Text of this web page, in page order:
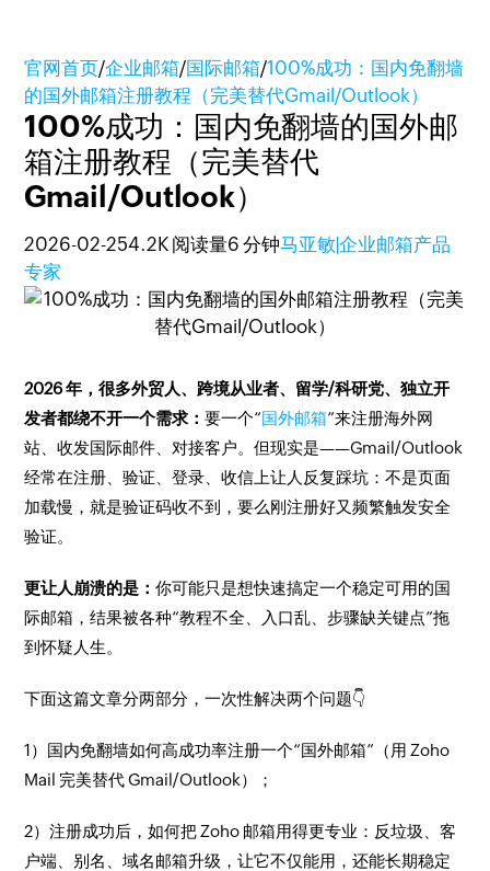
官网首页/企业邮箱/国际邮箱/100%成功：国内免翻墙
的国外邮箱注册教程（完美替代Gmail/Outlook）
100%成功：国内免翻墙的国外邮
箱注册教程（完美替代
Gmail/Outlook）
2026-02-254.2K 阅读量6 分钟马亚敏|企业邮箱产品
专家
2026 年，很多外贸人、跨境从业者、留学/科研党、独立开
发者都绕不开一个需求：要一个“国外邮箱”来注册海外网
站、收发国际邮件、对接客户。但现实是——Gmail/Outlook
经常在注册、验证、登录、收信上让人反复踩坑：不是页面
加载慢，就是验证码收不到，要么刚注册好又频繁触发安全
验证。
更让人崩溃的是：你可能只是想快速搞定一个稳定可用的国
际邮箱，结果被各种“教程不全、入口乱、步骤缺关键点”拖
到怀疑人生。
下面这篇文章分两部分，一次性解决两个问题👇
1）国内免翻墙如何高成功率注册一个“国外邮箱”（用 Zoho
Mail 完美替代 Gmail/Outlook）；
2）注册成功后，如何把 Zoho 邮箱用得更专业：反垃圾、客
户端、别名、域名邮箱升级，让它不仅能用，还能长期稳定